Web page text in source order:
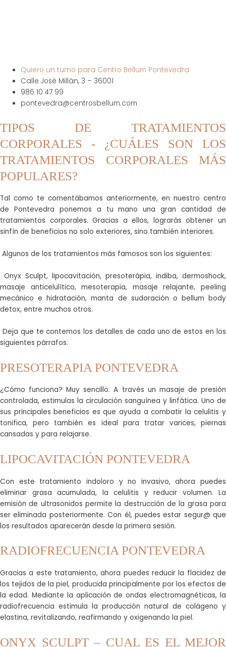
Quiero un turno para Centro Bellum Pontevedra
Calle José Millán, 3 – 36001
986 10 47 99
pontevedra@centrosbellum.com
TIPOS DE TRATAMIENTOS
CORPORALES - ¿CUÁLES SON LOS
TRATAMIENTOS CORPORALES MÁS
POPULARES?
Tal como te comentábamos anteriormente, en nuestro centro
de Pontevedra ponemos a tu mano una gran cantidad de
tratamientos corporales. Gracias a ellos, lograrás obtener un
sinfín de beneficios no solo exteriores, sino también interiores.
Algunos de los tratamientos más famosos son los siguientes:
Onyx Sculpt, lipocavitación, presoterápia, indiba, dermoshock,
masaje anticelulítico, mesoterapia, masaje relajante, peeling
mecánico e hidratación, manta de sudoración o bellum body
detox, entre muchos otros.
Deja que te contemos los detalles de cada uno de estos en los
siguientes párrafos.
PRESOTERAPIA PONTEVEDRA
¿Cómo funciona? Muy sencillo. A través un masaje de presión
controlada, estimulas la circulación sanguínea y linfática. Uno de
sus principales beneficios es que ayuda a combatir la celulitis y
tonifica, pero también es ideal para tratar varices, piernas
cansadas y para relajarse.
LIPOCAVITACIÓN PONTEVEDRA
Con este tratamiento indoloro y no invasivo, ahora puedes
eliminar grasa acumulada, la celulitis y reducir volumen. La
emisión de ultrasonidos permite la destrucción de la grasa para
ser eliminada posteriormente. Con él, puedes estar segur@ que
los resultados aparecerán desde la primera sesión.
RADIOFRECUENCIA PONTEVEDRA
Gracias a este tratamiento, ahora puedes reducir la flacidez de
los tejidos de la piel, producida principalmente por los efectos de
la edad. Mediante la aplicación de ondas electromagnéticas, la
radiofrecuencia estimula la producción natural de colágeno y
elastina, revitalizando, reafirmando y oxigenando la piel.
ONYX SCULPT – CUAL ES EL MEJOR